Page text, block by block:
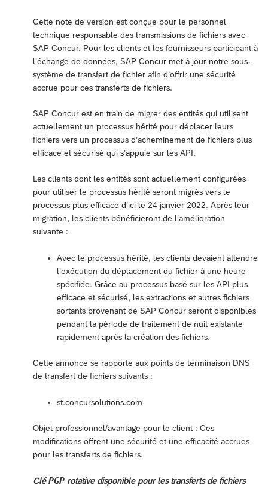
Cette note de version est conçue pour le personnel
technique responsable des transmissions de fichiers avec
SAP Concur. Pour les clients et les fournisseurs participant à
l’échange de données, SAP Concur met à jour notre sous-
système de transfert de fichier afin d’offrir une sécurité
accrue pour ces transferts de fichiers.
SAP Concur est en train de migrer des entités qui utilisent
actuellement un processus hérité pour déplacer leurs
fichiers vers un processus d’acheminement de fichiers plus
efficace et sécurisé qui s’appuie sur les API.
Les clients dont les entités sont actuellement configurées
pour utiliser le processus hérité seront migrés vers le
processus plus efficace d’ici le 24 janvier 2022. Après leur
migration, les clients bénéficieront de l’amélioration
suivante :
Avec le processus hérité, les clients devaient attendre
l’exécution du déplacement du fichier à une heure
spécifiée. Grâce au processus basé sur les API plus
efficace et sécurisé, les extractions et autres fichiers
sortants provenant de SAP Concur seront disponibles
pendant la période de traitement de nuit existante
rapidement après la création des fichiers.
Cette annonce se rapporte aux points de terminaison DNS
de transfert de fichiers suivants :
st.concursolutions.com
Objet professionnel/avantage pour le client : Ces
modifications offrent une sécurité et une efficacité accrues
pour les transferts de fichiers.
CléPGP rotative disponible pour les transferts de fichiers